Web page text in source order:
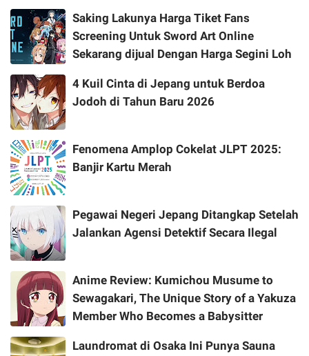
Saking Lakunya Harga Tiket Fans
Screening Untuk Sword Art Online
Sekarang dijual Dengan Harga Segini Loh
4 Kuil Cinta di Jepang untuk Berdoa
Jodoh di Tahun Baru 2026
Fenomena Amplop Cokelat JLPT 2025:
Banjir Kartu Merah
Pegawai Negeri Jepang Ditangkap Setelah
Jalankan Agensi Detektif Secara Ilegal
Anime Review: Kumichou Musume to
Sewagakari, The Unique Story of a Yakuza
Member Who Becomes a Babysitter
Laundromat di Osaka Ini Punya Sauna